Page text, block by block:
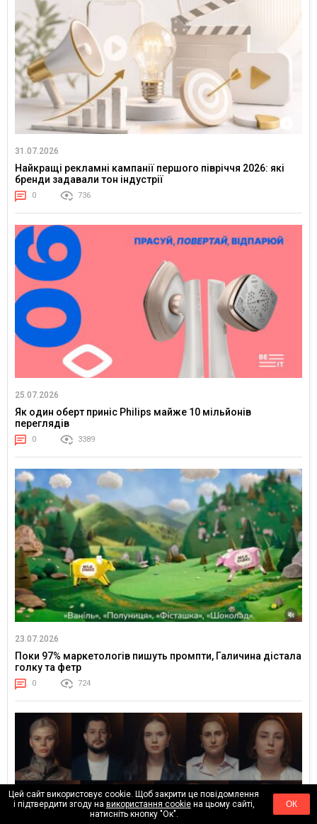
31.07.2026
Найкращі рекламні кампанії першого півріччя 2026: які
бренди задавали тон індустрії
0 736
25.07.2026
Як один оберт приніс Philips майже 10 мільйонів
переглядів
0 3389
23.07.2026
Поки 97% маркетологів пишуть промпти, Галичина дістала
голку та фетр
0 724
Цей сайт використовує cookie. Щоб закрити це повідомлення
і підтвердити згоду на використання cookieна цьому сайті,
натисніть кнопку "Ок".
ОК